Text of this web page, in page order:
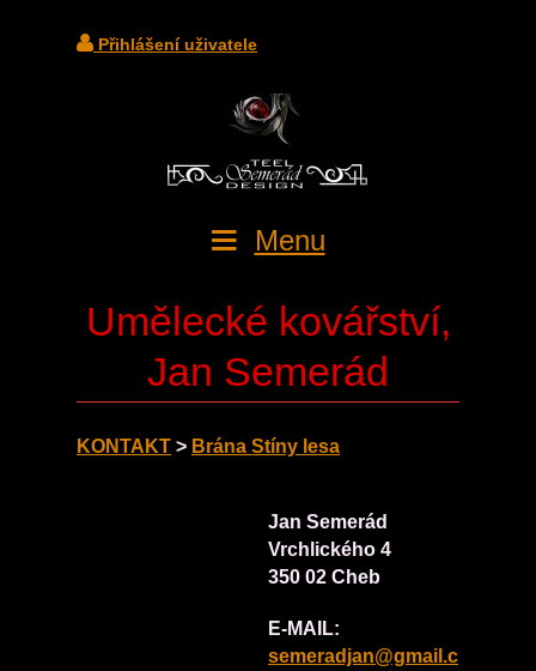
Přihlášení uživatele
Menu
Umělecké kovářství,
Jan Semerád
KONTAKT > Brána Stíny lesa
Jan Semerád
Vrchlického 4
350 02 Cheb
E-MAIL:
semeradjan@gmail.c